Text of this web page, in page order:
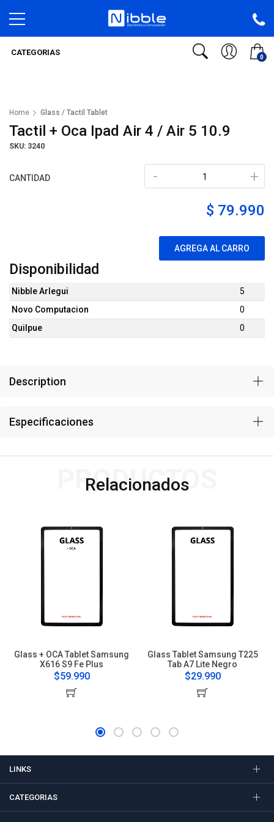
0
CATEGORIAS
Home Glass / Tactil Tablet
Tactil + Oca Ipad Air 4 / Air 5 10.9
SKU: 3240
CANTIDAD +
-
$ 79.990
AGREGA AL CARRO
Disponibilidad
Nibble Arlegui
5
Novo Computacion
0
Quilpue
0
Description
Especificaciones
Relacionados
PRODUCTOS
Glass + OCA Tablet Samsung
X616 S9 Fe Plus
$59.990
Glass Tablet Samsung T225
Tab A7 Lite Negro
$29.990
LINKS
CATEGORIAS